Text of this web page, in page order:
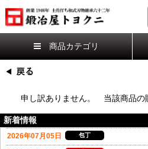
商品カテゴリ
申し訳ありません。 当該商品の
新着情報